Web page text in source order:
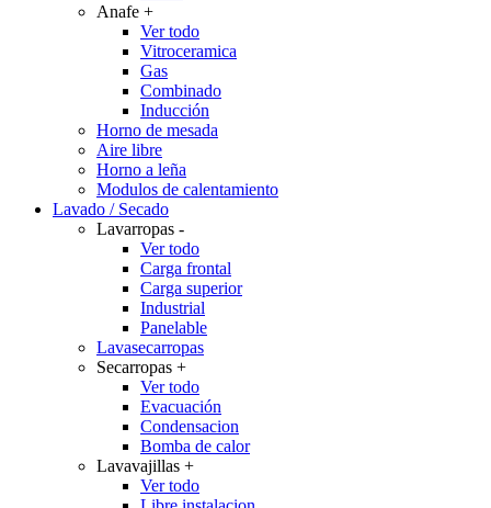
Anafe +
Ver todo
Vitroceramica
Gas
Combinado
Inducción
Horno de mesada
Aire libre
Horno a leña
Modulos de calentamiento
Lavado / Secado
Lavarropas -
Ver todo
Carga frontal
Carga superior
Industrial
Panelable
Lavasecarropas
Secarropas +
Ver todo
Evacuación
Condensacion
Bomba de calor
Lavavajillas +
Ver todo